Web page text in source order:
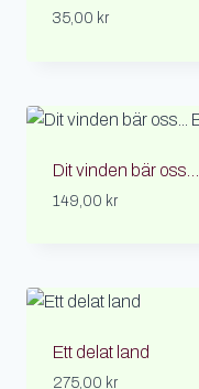
35,00 kr
Dit vinden bär
149,00 kr
Ett delat land
275,00 kr